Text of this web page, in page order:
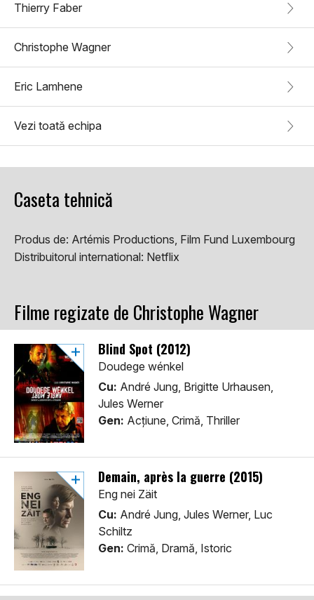
Thierry Faber
Christophe Wagner
Eric Lamhene
Vezi toată echipa
Caseta tehnică
Produs de: Artémis Productions, Film Fund Luxembourg
Distribuitorul international: Netflix
Filme regizate de Christophe Wagner
Blind Spot (2012)
Doudege wénkel
Cu: André Jung, Brigitte Urhausen,
Jules Werner
Gen: Acţiune, Crimă, Thriller
Demain, après la guerre (2015)
Eng nei Zäit
Cu: André Jung, Jules Werner, Luc
Schiltz
Gen: Crimă, Dramă, Istoric